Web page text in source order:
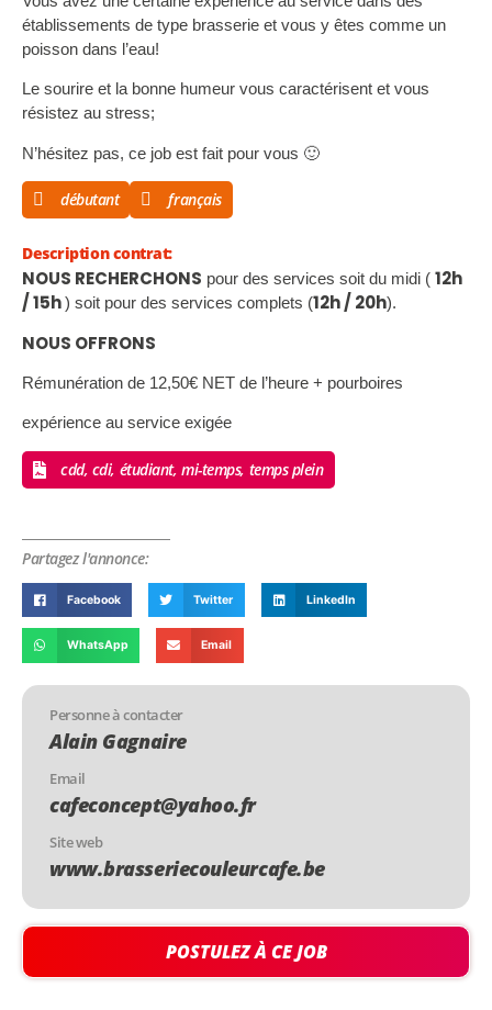
établissements de type brasserie et vous y êtes comme un
poisson dans l’eau!
Le sourire et la bonne humeur vous caractérisent et vous
résistez au stress;
N’hésitez pas, ce job est fait pour vous 🙂
débutant français
Description contrat:
NOUS RECHERCHONS pour des services soit du midi ( 12h
/ 15h) soit pour des services complets (12h / 20h).
NOUS OFFRONS
Rémunération de 12,50€ NET de l’heure + pourboires
expérience au service exigée
cdd, cdi, étudiant, mi-temps, temps plein
Partagez l'annonce:
Facebook Twitter LinkedIn
WhatsApp Email
Personne à contacter
Alain Gagnaire
Email
cafeconcept@yahoo.fr
Site web
www.brasseriecouleurcafe.be
POSTULEZ À CE JOB